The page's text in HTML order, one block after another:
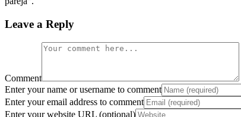
Leave a Reply
Comment
Enter your name or username to comment
Enter your email address to comment
Enter your website URL (optional)